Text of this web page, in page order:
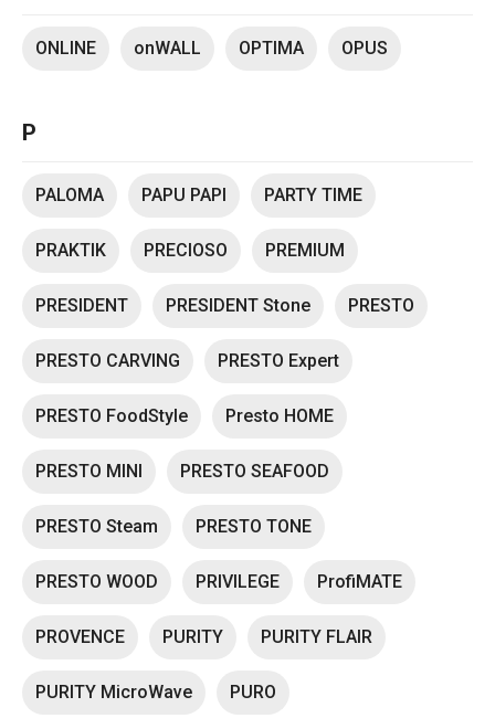
ONLINE onWALL OPTIMA OPUS
P
PALOMA PAPU PAPI PARTY TIME
PRAKTIK PRECIOSO PREMIUM
PRESIDENT PRESIDENT Stone PRESTO
PRESTO CARVING PRESTO Expert
PRESTO FoodStyle Presto HOME
PRESTO MINI PRESTO SEAFOOD
PRESTO Steam PRESTO TONE
PRESTO WOOD PRIVILEGE ProfiMATE
PROVENCE PURITY PURITY FLAIR
PURITY MicroWave PURO